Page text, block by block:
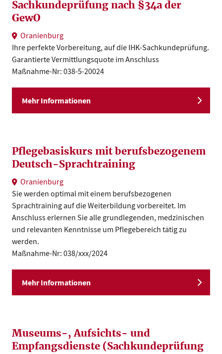
Sachkundeprüfung nach §34a der
GewO
Oranienburg
Ihre perfekte Vorbereitung, auf die IHK-Sachkundeprüfung.
Garantierte Vermittlungsquote im Anschluss
Maßnahme-Nr: 038-5-20024
Mehr Informationen
Pflegebasiskurs mit berufsbezogenem
Deutsch-Sprachtraining
Oranienburg
Sie werden optimal mit einem berufsbezogenen
Sprachtraining auf die Weiterbildung vorbereitet. Im
Anschluss erlernen Sie alle grundlegenden, medzinischen
und relevanten Kenntnisse um Pflegebereich tätig zu
werden.
Maßnahme-Nr: 038/xxx/2024
Mehr Informationen
Museums-, Aufsichts- und
Empfangsdienste (Sachkundeprüfung